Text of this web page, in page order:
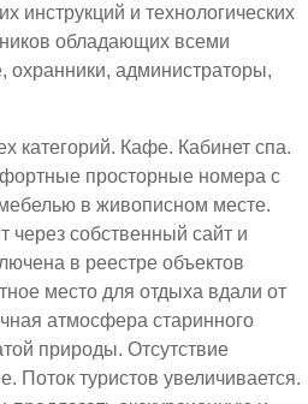
инструкций и технологических
обладающих всеми
охранники, администраторы,
категорий. Кафе. Кабинет спа.
просторные номера с
в живописном месте.
через собственный сайт и
в реестре объектов
место для отдыха вдали от
атмосфера старинного
природы. Отсутствие
Поток туристов увеличивается.